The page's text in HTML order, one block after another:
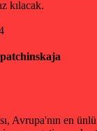
kılacak.
Avrupa'nın en